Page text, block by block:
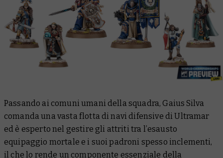
Passando ai comuni umani della squadra, Gaius Silva
comanda una vasta flotta di navi difensive di Ultramar
ed è esperto nel gestire gli attriti tra l’esausto
equipaggio mortale e i suoi padroni spesso inclementi,
il che lo rende un componente essenziale della